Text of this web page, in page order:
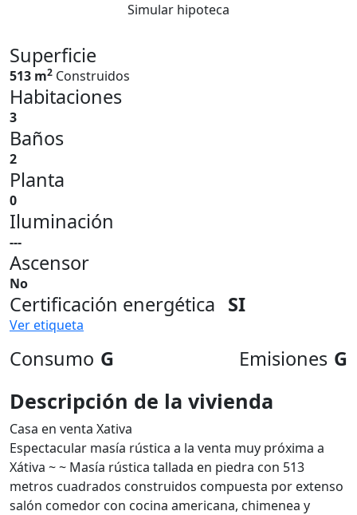
Simular hipoteca
Superficie
513 m2 Construidos
Habitaciones
3
Baños
2
Planta
0
Iluminación
---
Ascensor
No
Certificación energética SI
Ver etiqueta
Consumo G Emisiones G
Descripción de la vivienda
Casa en venta Xativa
Espectacular masía rústica a la venta muy próxima a
Xátiva ~ ~ Masía rústica tallada en piedra con 513
metros cuadrados construidos compuesta por extenso
salón comedor con cocina americana, chimenea y